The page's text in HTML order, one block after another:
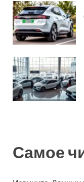
Самое